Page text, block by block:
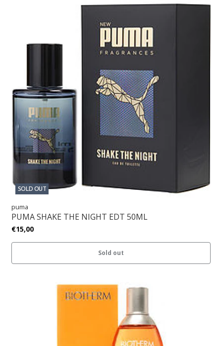
SOLD OUT
puma
PUMA SHAKE THE NIGHT EDT 50ML
€15,00
Sold out